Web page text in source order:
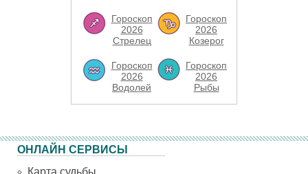
Гороскоп
2026
Стрелец
Гороскоп
2026
Козерог
Гороскоп
2026
Водолей
Гороскоп
2026
Рыбы
ОНЛАЙН СЕРВИСЫ
Карта судьбы